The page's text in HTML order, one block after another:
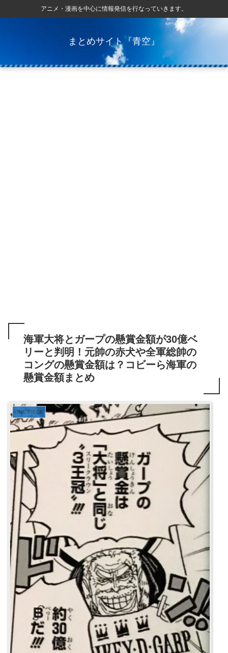
アニメ・漫画を中心に情報発信を行なっていきます。
まとめサイト『青空』
海軍大将とガープの懸賞金額が30億ベ
リーと判明！元帥の赤犬や全軍総帥の
コングの懸賞金額は？コビーら海軍の
懸賞金額まとめ
ONE PIECE